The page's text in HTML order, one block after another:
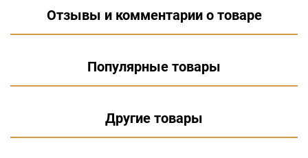
Отзывы и комментарии о товаре
Популярные товары
Другие товары